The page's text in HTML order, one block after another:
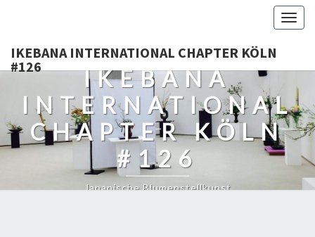
IKEBANA INTERNATIONAL CHAPTER KÖLN
#126
IKEBANA
INTERNATIONAL
CHAPTER KÖLN
#126
Japanische Blumenstellkunst